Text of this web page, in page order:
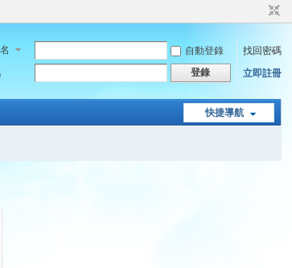
自動登錄
找回密碼
登錄 立即註冊
快捷導航